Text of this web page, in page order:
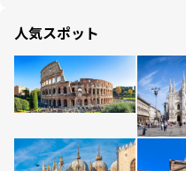
人気スポット